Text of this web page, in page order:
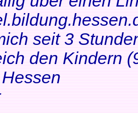
seit 3
den Kindern